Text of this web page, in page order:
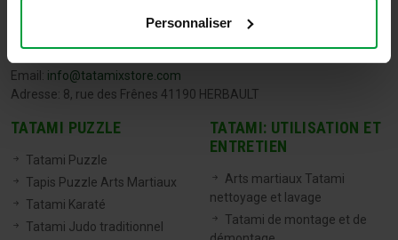
Personnaliser
Email: info@tatamixstore.com
Adresse: 8, rue des Frênes 41190 HERBAULT
TATAMI PUZZLE
Tatami Puzzle
Tapis Puzzle Arts Martiaux
Tatami Karaté
Tatami Judo traditionnel
TATAMI: UTILISATION ET
ENTRETIEN
Arts martiaux Tatami
nettoyage et lavage
Tatami de montage et de